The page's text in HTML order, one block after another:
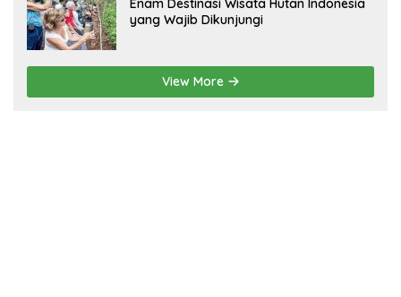
Enam Destinasi Wisata Hutan Indonesia
yang Wajib Dikunjungi
View More